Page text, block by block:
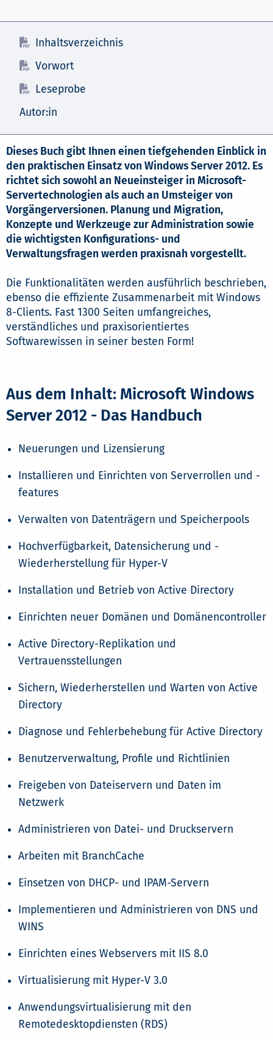
Inhaltsverzeichnis
Vorwort
Leseprobe
Autor:in
Dieses Buch gibt Ihnen einen tiefgehenden Einblick in
den praktischen Einsatz von Windows Server 2012. Es
richtet sich sowohl an Neueinsteiger in Microsoft-
Servertechnologien als auch an Umsteiger von
Vorgängerversionen. Planung und Migration,
Konzepte und Werkzeuge zur Administration sowie
die wichtigsten Konfigurations- und
Verwaltungsfragen werden praxisnah vorgestellt.
Die Funktionalitäten werden ausführlich beschrieben,
ebenso die effiziente Zusammenarbeit mit Windows
8-Clients. Fast 1300 Seiten umfangreiches,
verständliches und praxisorientiertes
Softwarewissen in seiner besten Form!
Aus dem Inhalt: Microsoft Windows
Server 2012 - Das Handbuch
Neuerungen und Lizensierung
Installieren und Einrichten von Serverrollen und -
features
Verwalten von Datenträgern und Speicherpools
Hochverfügbarkeit, Datensicherung und -
Wiederherstellung für Hyper-V
Installation und Betrieb von Active Directory
Einrichten neuer Domänen und Domänencontroller
Active Directory-Replikation und
Vertrauensstellungen
Sichern, Wiederherstellen und Warten von Active
Directory
Diagnose und Fehlerbehebung für Active Directory
Benutzerverwaltung, Profile und Richtlinien
Freigeben von Dateiservern und Daten im
Netzwerk
Administrieren von Datei- und Druckservern
Arbeiten mit BranchCache
Einsetzen von DHCP- und IPAM-Servern
Implementieren und Administrieren von DNS und
WINS
Einrichten eines Webservers mit IIS 8.0
Virtualisierung mit Hyper-V 3.0
Anwendungsvirtualisierung mit den
Remotedesktopdiensten (RDS)